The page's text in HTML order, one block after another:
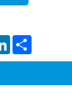
LinkedIn